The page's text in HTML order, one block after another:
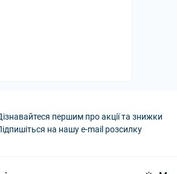
першим про акції та знижки
на нашу e-mail розсилку